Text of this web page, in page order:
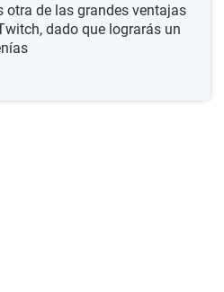
otra de las grandes ventajas
dado que lograrás un